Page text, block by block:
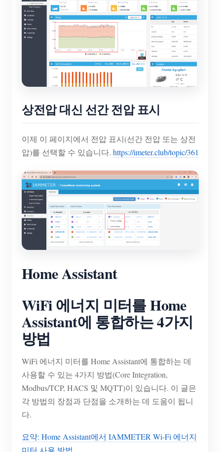
상전압 대신 선간 전압 표시
이제 이 페이지에서 전압 표시(선간 전압 또는 상전
압)를 선택할 수 있습니다. https://imeter.club/topic/361
Home Assistant
WiFi 에너지 미터를 Home
Assistant에 통합하는 4가지
방법
WiFi 에너지 미터를 Home Assistant에 통합하는 데
사용할 수 있는 4가지 방법(Core Integration,
Modbus/TCP, HACS 및 MQTT)이 있습니다. 이 글은
각 방법의 장점과 단점을 소개하는 데 도움이 됩니
다.
요약: Home Assistant에서 IAMMETER Wi-Fi 에너지
미터 사용 방법